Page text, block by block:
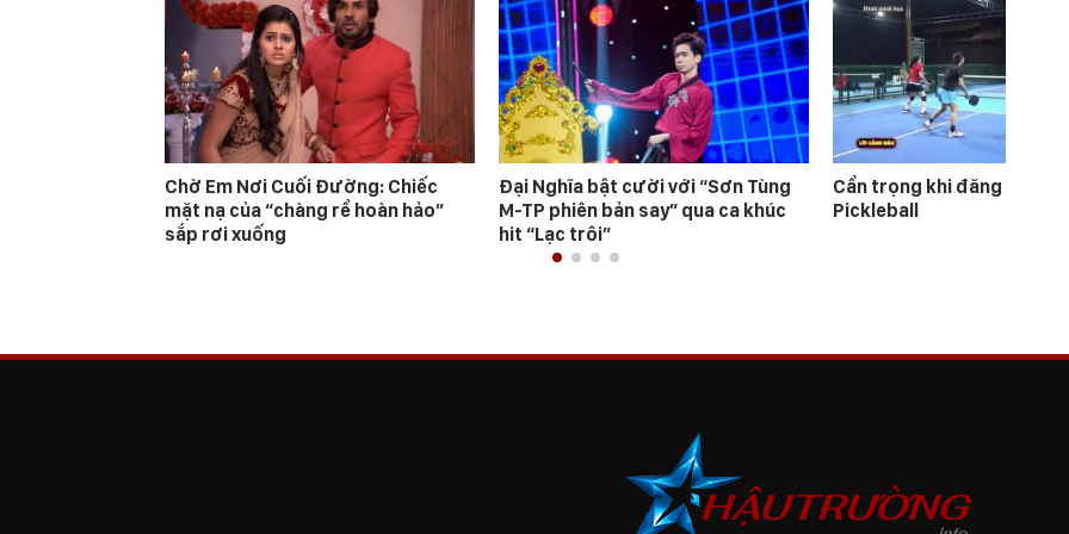
Chờ Em Nơi Cuối Đường: Chiếc
mặt nạ của “chàng rể hoàn hảo”
sắp rơi xuống
Đại Nghĩa bật cười với “Sơn Tùng
M-TP phiên bản say” qua ca khúc
hit “Lạc trôi”
Cẩn trọng khi đăng ký học
Pickleball